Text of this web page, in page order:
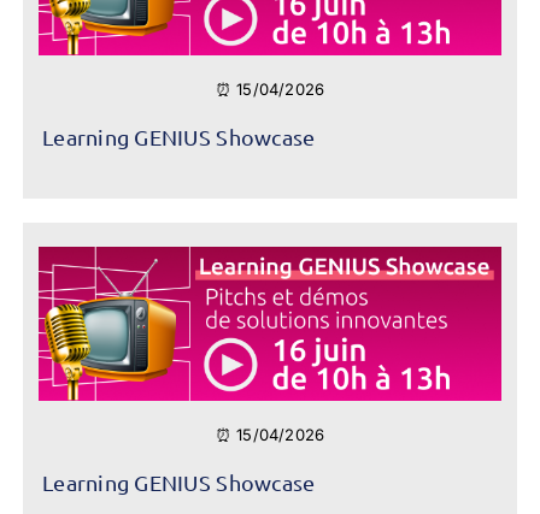
⏰ 15/04/2026
Learning GENIUS Showcase
⏰ 15/04/2026
Learning GENIUS Showcase